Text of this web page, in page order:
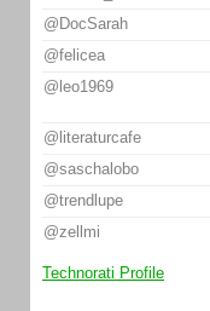
@DocSarah
@felicea
@leo1969
@literaturcafe
@saschalobo
@trendlupe
@zellmi
Technorati Profile